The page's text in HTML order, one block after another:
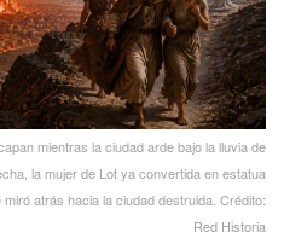
mientras la ciudad arde bajo la lluvia de
la mujer de Lot ya convertida en estatua
atrás hacia la ciudad destruida. Crédito:
Red Historia